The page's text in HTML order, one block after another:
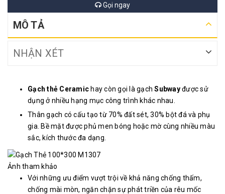
Gọi ngay
MÔ TẢ
NHẬN XÉT
Gạch thẻ Ceramichay còn gọi là gạchSubwayđược sử
dụng ở nhiều hạng mục công trình khác nhau.
Thân gạch có cấu tạo từ 70% đất sét, 30% bột đá và phụ
gia. Bề mặt được phủ men bóng hoặc mờ cùng nhiều màu
sắc, kích thước đa dạng.
Ảnh tham khảo
Với những ưu điểm vượt trội về khả năng chống thấm,
chống mài mòn, ngăn chặn sự phát triền của rêu mốc